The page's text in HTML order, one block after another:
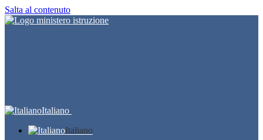
Salta al contenuto
Italiano
Italiano